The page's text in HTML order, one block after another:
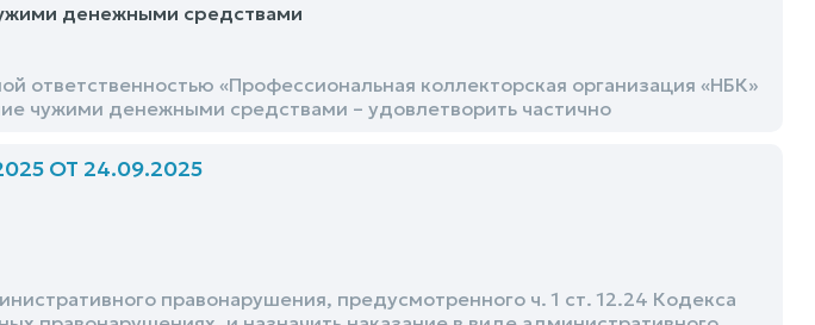
денежными средствами
ответственностью «Профессиональная коллекторская организация «НБК»
чужими денежными средствами – удовлетворить частично
ОТ 24.09.2025
правонарушения, предусмотренного ч. 1 ст. 12.24 Кодекса